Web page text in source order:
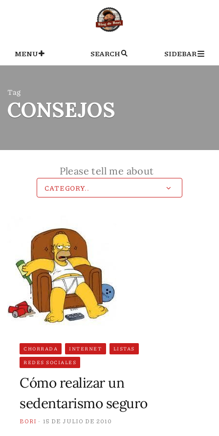
MENU SEARCH SIDEBAR
Tag
CONSEJOS
Please tell me about
CHORRADA INTERNET LISTAS
REDES SOCIALES
Cómo realizar un
sedentarismo seguro
BORI 15 DE JULIO DE 2010